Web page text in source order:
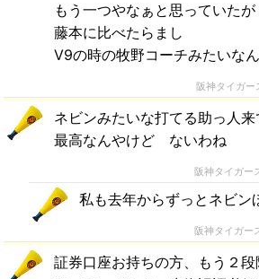
もう一つやなぁと思っていたが
藤本に比べたらまし
V9の時の牧野コーチみたいな
阪神タイガー
ネビンみたいな打てる助っ人来
最高なんやけど ないわね
阪神タイガー
私も去年からずっとネビン
阪神タイガー
証券口座お持ちの方、もう２